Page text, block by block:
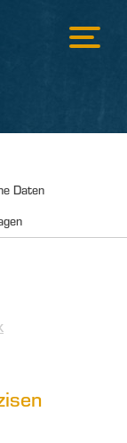
Daten